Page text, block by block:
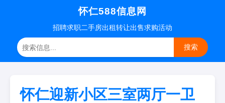
怀仁588信息网
招聘求职二手房出租转让出售求购活动
搜索
怀仁迎新小区三室两厅一卫